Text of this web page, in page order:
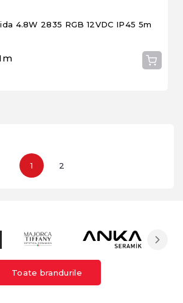
4.8W 2835 RGB 12VDC IP45 5m
1 2
Toate brandurile